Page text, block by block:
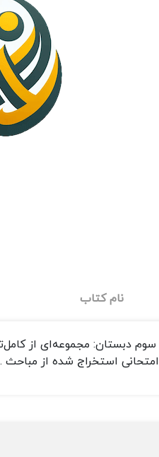
نام کتاب
دبستان: مجموعه‌ای از
استخراج شده از مباحث